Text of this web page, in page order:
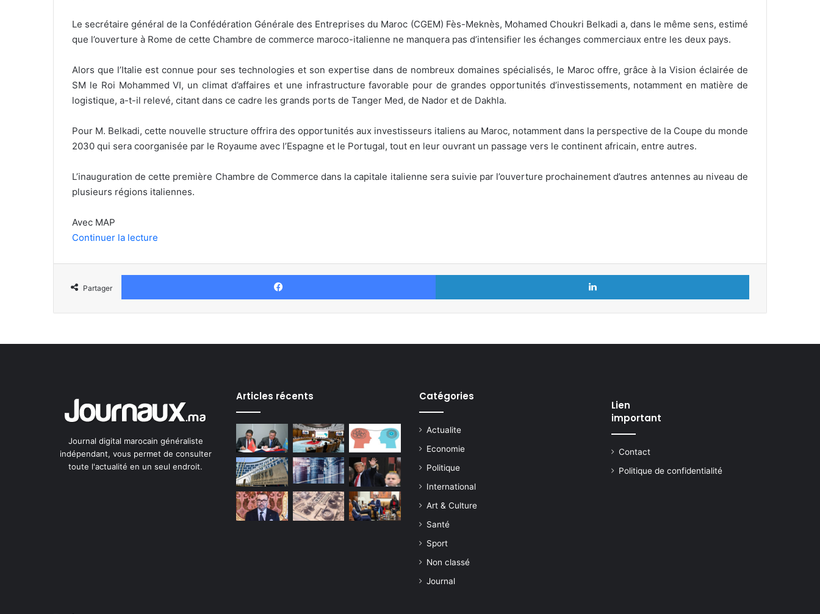
Le secrétaire général de la Confédération Générale des Entreprises du Maroc (CGEM) Fès-Meknès, Mohamed Choukri Belkadi a, dans le même sens, estimé
que l’ouverture à Rome de cette Chambre de commerce maroco-italienne ne manquera pas d’intensifier les échanges commerciaux entre les deux pays.
Alors que l’Italie est connue pour ses technologies et son expertise dans de nombreux domaines spécialisés, le Maroc offre, grâce à la Vision éclairée de
SM le Roi Mohammed VI, un climat d’affaires et une infrastructure favorable pour de grandes opportunités d’investissements, notamment en matière de
logistique, a-t-il relevé, citant dans ce cadre les grands ports de Tanger Med, de Nador et de Dakhla.
Pour M. Belkadi, cette nouvelle structure offrira des opportunités aux investisseurs italiens au Maroc, notamment dans la perspective de la Coupe du monde
2030 qui sera coorganisée par le Royaume avec l’Espagne et le Portugal, tout en leur ouvrant un passage vers le continent africain, entre autres.
L’inauguration de cette première Chambre de Commerce dans la capitale italienne sera suivie par l’ouverture prochainement d’autres antennes au niveau de
plusieurs régions italiennes.
Avec MAP
Continuer la lecture
Partager
Facebook Linkedin
Journal digital marocain généraliste
indépendant, vous permet de consulter
toute l'actualité en un seul endroit.
Articles récents Catégories
Actualite
Economie
Politique
International
Art & Culture
Santé
Sport
Non classé
Journal
Lien
important
Contact
Politique de confidentialité